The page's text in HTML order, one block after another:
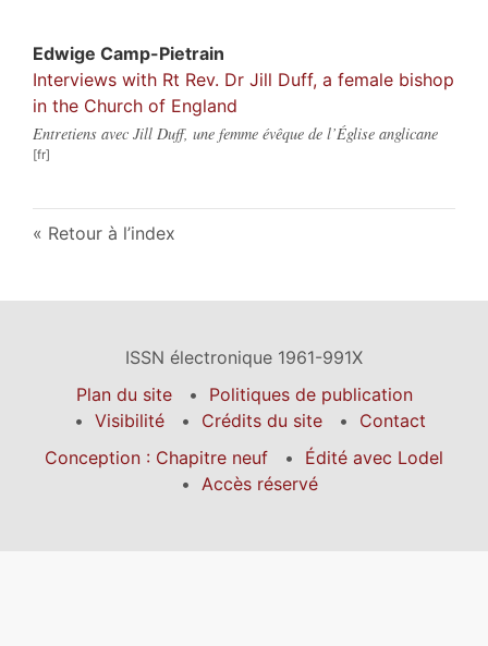
Edwige Camp-Pietrain
Interviews with Rt Rev. Dr Jill Duff, a female bishop
in the Church of England
Entretiens avec Jill Duff, une femme évêque de l’Église anglicane
Retour à l’index
ISSN électronique 1961-991X
Plan du site
Politiques de publication
Visibilité
Crédits du site
Contact
Conception : Chapitre neuf
Édité avec Lodel
Accès réservé